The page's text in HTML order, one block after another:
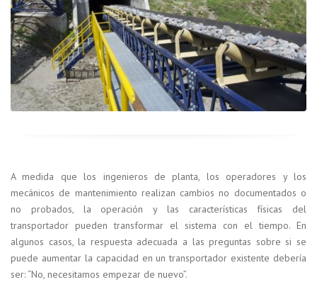
A medida que los ingenieros de planta, los operadores y los
mecánicos de mantenimiento realizan cambios no documentados o
no probados, la operación y las características físicas del
transportador pueden transformar el sistema con el tiempo. En
algunos casos, la respuesta adecuada a las preguntas sobre si se
puede aumentar la capacidad en un transportador existente debería
ser: “No, necesitamos empezar de nuevo”.